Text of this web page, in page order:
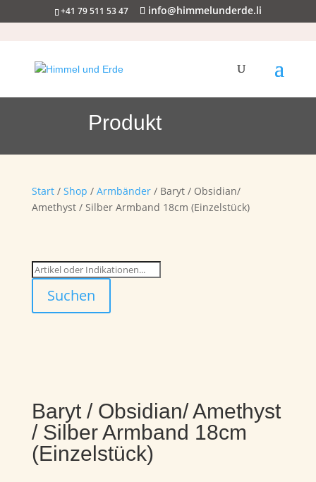
+41 79 511 53 47 info@himmelunderde.li
Produkt
Start/ Shop / Armbänder/ Baryt / Obsidian/
Amethyst / Silber Armband 18cm (Einzelstück)
Suchen
Baryt / Obsidian/ Amethyst
/ Silber Armband 18cm
(Einzelstück)